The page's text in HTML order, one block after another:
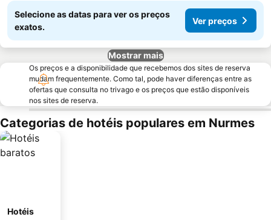
Selecione as datas para ver os preços
exatos.
Ver preços
Mostrar mais
Os preços e a disponibilidade que recebemos dos sites de reserva
mudam frequentemente. Como tal, pode haver diferenças entre as
ofertas que consulta no trivago e os preços que estão disponíveis
nos sites de reserva.
Categorias de hotéis populares em Nurmes
Hotéis